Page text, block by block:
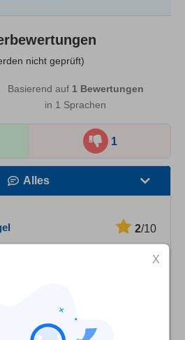
nicht geprüft)
Basierend auf 1 Bewertungen
in 1 Sprachen
1
Alles
2/10
mich wieder abzumelden.
zur Abmeldung
X